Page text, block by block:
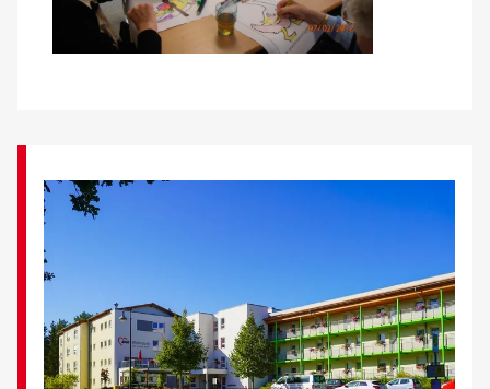
Mitmachen
Glossar
Kontakt